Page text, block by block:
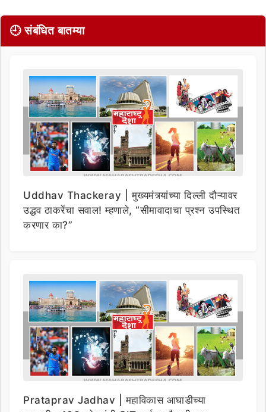
🕘 संबंधित बातम्या
Uddhav Thackeray | मुख्यमंत्र्यांच्या दिल्ली दौऱ्यावर
उद्धव ठाकरेंचा सवाल! म्हणाले, “सीमावादाचा प्रश्न उपस्थित
करणार का?”
Prataprav Jadhav | महाविकास आघाडीच्या